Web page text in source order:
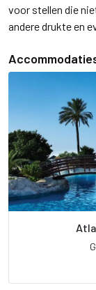
voor stellen die
andere drukte en